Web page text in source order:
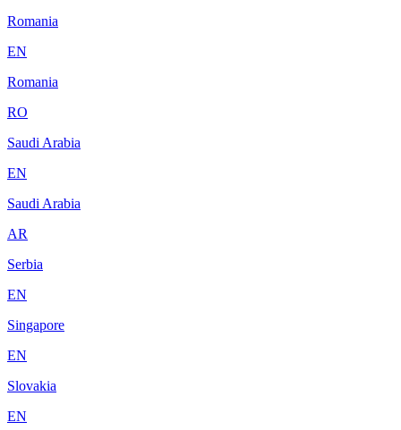
Romania
EN
Romania
RO
Saudi Arabia
EN
Saudi Arabia
AR
Serbia
EN
Singapore
EN
Slovakia
EN